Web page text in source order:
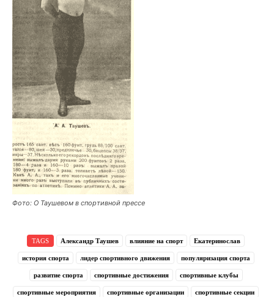
Фото: О Таушевом в спортивной прессе
TAGS Александр Таушев влияние на спорт Екатеринослав
история спорта лидер спортивного движения популяризация спорта
развитие спорта спортивные достижения спортивные клубы
спортивные мероприятия спортивные организации спортивные секции